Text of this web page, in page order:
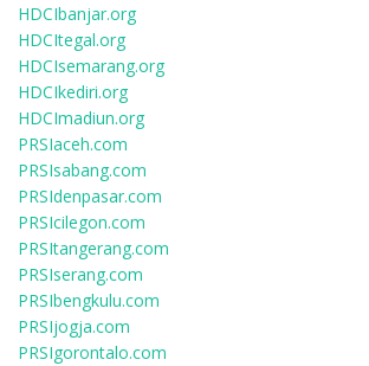
HDCIbanjar.org
HDCItegal.org
HDCIsemarang.org
HDCIkediri.org
HDCImadiun.org
PRSIaceh.com
PRSIsabang.com
PRSIdenpasar.com
PRSIcilegon.com
PRSItangerang.com
PRSIserang.com
PRSIbengkulu.com
PRSIjogja.com
PRSIgorontalo.com